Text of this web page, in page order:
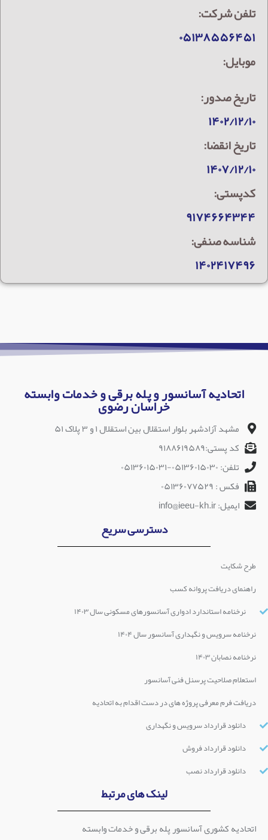
تلفن شرکت:
۰۵۱۳۸۵۵۶۴۵۱
موبایل:
تاریخ صدور:
۱۴۰۲/۱۲/۱۰
تاریخ انقضا:
۱۴۰۷/۱۲/۱۰
کدپستی:
۹۱۷۴۶۶۴۳۴۴
شناسه صنفی:
۱۴۰۲۴۱۷۴۹۶
اتحادیه آسانسور و پله برقی و خدمات وابسته
خراسان رضوی
مشهد آزادشهر بلوار استقلال بین استقلال ۱ و ۳ پلاک ۵۱
کد پستی:۹۱۸۸۶۱۹۵۸۹
تلفن: ۰۵۱۳۶۰۱۵۰۳۰-۰۵۱۳۶۰۱۵۰۳۱
فکس : ۰۵۱۳۶۰۷۷۵۲۹
ایمیل: info@ieeu-kh.ir
دسترسی سریع
طرح شکایت
راهنمای دریافت پروانه کسب
نرخنامه استاندارد ادواری آسانسورهای مسکونی سال ۱۴۰۳
نرخنامه سرویس و نگهداری آسانسور سال ۱۴۰۴
نرخنامه نصابان ۱۴۰۳
استعلام صلاحیت پرسنل فنی آسانسور
دریافت فرم معرفی پروژه های در دست اقدام به اتحادیه
دانلود قرارداد سرویس و نگهداری
دانلود قرارداد فروش
دانلود قرارداد نصب
لینک های مرتبط
اتحادیه کشوری آسانسور پله برقی و خدمات وابسته